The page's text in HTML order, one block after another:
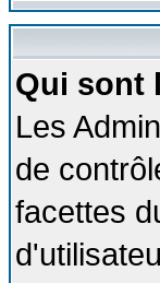
Qui sont
Les
de
facettes